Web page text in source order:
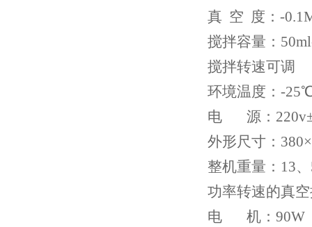
真 空 度：-
搅拌容量：
搅拌转速可调
环境温度：-
电 源：
外形尺寸：
整机重量：13
功率转速的真
电 机：90W